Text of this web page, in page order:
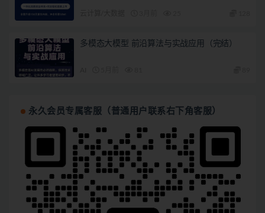
多模态大模型 前沿算法与实战应用（完结）
永久会员专属客服（普通用户联系右下角客服）